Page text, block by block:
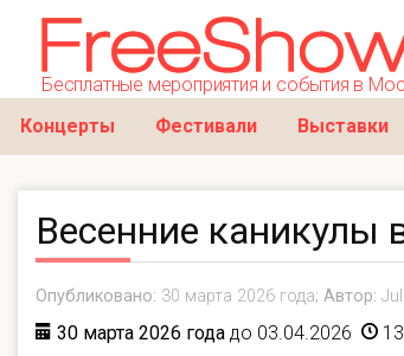
Бесплатные мероприятия и события в
Концерты Фестивали Выставки
Весенние каникулы
Опубликовано: 30 марта 2026 года; Автор:
30 марта 2026 года до 03.04.2026